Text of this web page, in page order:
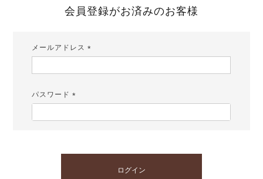
会員登録がお済みのお客様
メールアドレス
パスワード
ログイン